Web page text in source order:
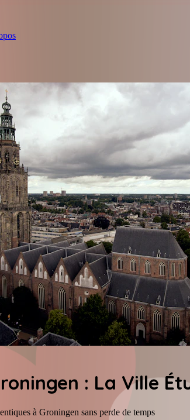
: La Ville
à Groningen sans perde de temps